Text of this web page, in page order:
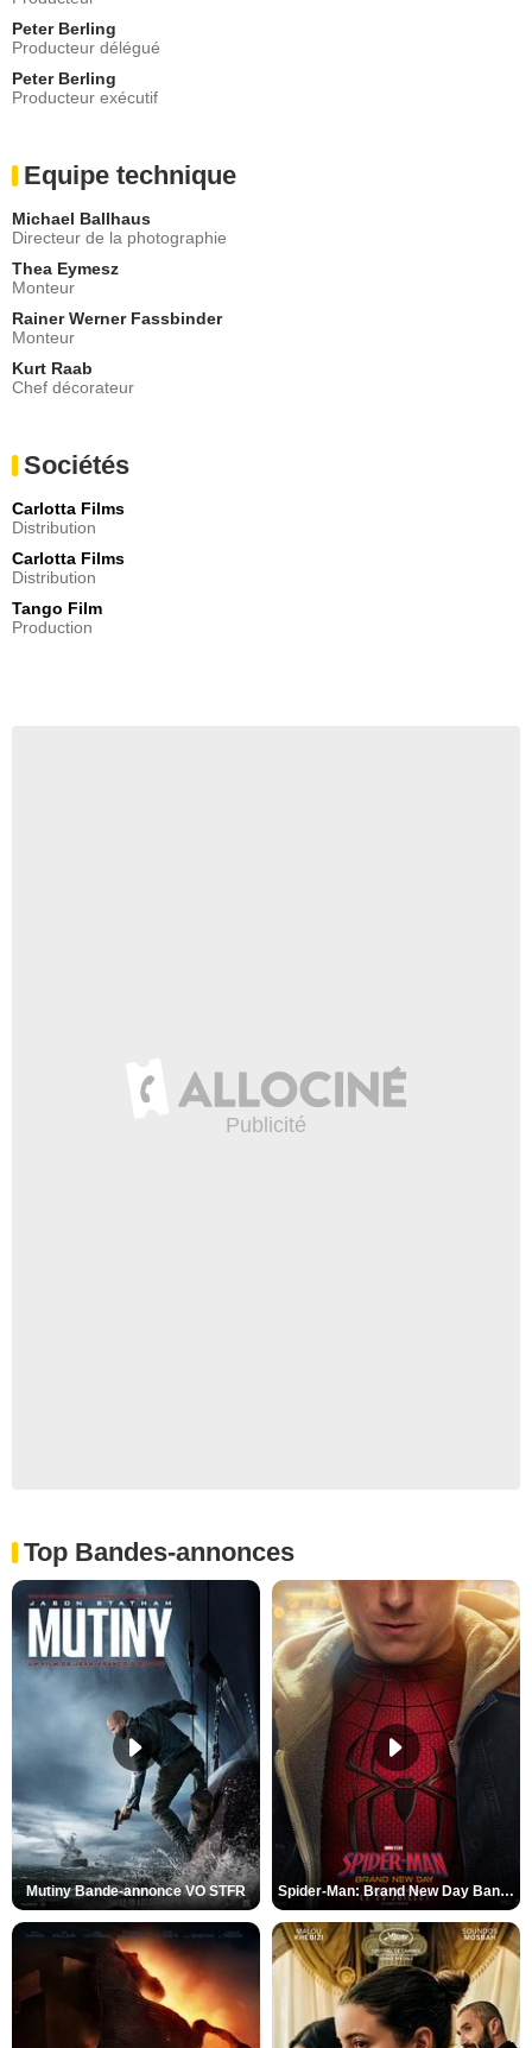
Peter Berling
Producteur délégué
Peter Berling
Producteur exécutif
Equipe technique
Michael Ballhaus
Directeur de la photographie
Thea Eymesz
Monteur
Rainer Werner Fassbinder
Monteur
Kurt Raab
Chef décorateur
Sociétés
Carlotta Films
Distribution
Carlotta Films
Distribution
Tango Film
Production
Top Bandes-annonces
Mutiny Bande-annonce VO STFR Spider-Man: Brand New Day Bande-annonce VO STFR